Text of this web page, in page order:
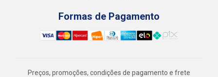
Formas de Pagamento
Preços, promoções, condições de pagamento e frete